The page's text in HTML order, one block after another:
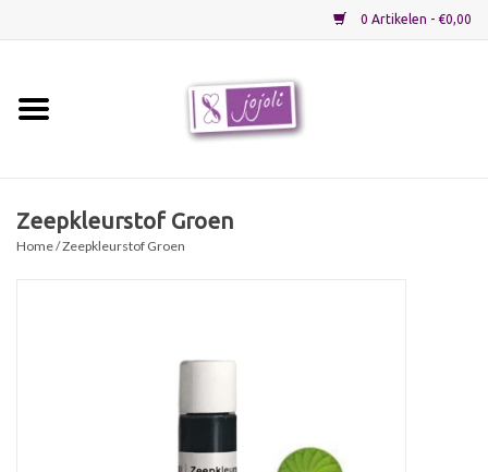
0 Artikelen - €0,00
Zeepkleurstof Groen
Home/ Zeepkleurstof Groen